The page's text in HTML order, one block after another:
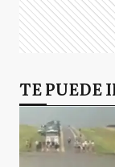
TE PUEDE